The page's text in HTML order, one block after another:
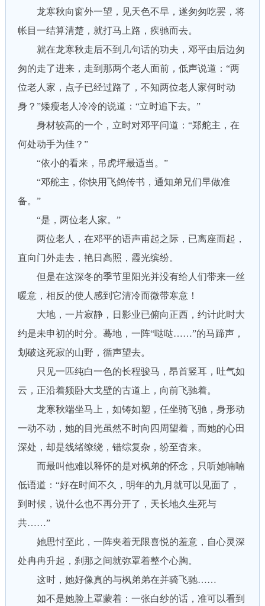
龙寒秋向窗外一望，见天色不早，遂匆匆吃罢，将
帐目一结算清楚，就打马上路，疾驰而去。
就在龙寒秋走后不到几句话的功夫，邓平由后边匆
匆的走了进来，走到那两个老人面前，低声说道：“两
位老人家，点子已经过路了，不知两位老人家何时动
身？”矮瘦老人冷冷的说道：“立时追下去。”
身材较高的一个，立时对邓平问道：“郑舵主，在
何处动手为佳？”
“依小的看来，吊虎坪最适当。”
“邓舵主，你快用飞鸽传书，通知弟兄们早做准
备。”
“是，两位老人家。”
两位老人，在邓平的语声甫起之际，已离座而起，
直向门外走去，艳日高照，霞光缤纷。
但是在这深冬的季节里阳光并没有给人们带来一丝
暖意，相反的使人感到它清冷而微带寒意！
大地，一片寂静，日影业已俯向正西，约计此时大
约是未申初的时分。蓦地，一阵“哒哒……”的马蹄声，
划破这死寂的山野，循声望去。
只见一匹纯白一色的长程骏马，昂首竖耳，吐气如
云，正沿着频卧大戈壁的古道上，向前飞驰着。
龙寒秋端坐马上，如铸如塑，任坐骑飞驰，身形动
一动不动，她的目光虽然不时向四周望着，而她的心田
深处，却是线绪缭绕，错综复杂，纷至杳来。
而最叫他难以释怀的是对枫弟的怀念，只听她喃喃
低语道：“好在时间不久，明年的九月就可以见面了，
到时候，说什么也不再分开了，天长地久生死与
共……”
她思忖至此，一阵夹着无限喜悦的羞意，自心灵深
处冉冉升起，刹那之间就弥罩着整个心胸。
这时，她好像真的与枫弟弟在并骑飞驰……
如不是她脸上罩蒙着：一张白纱的话，准可以看到